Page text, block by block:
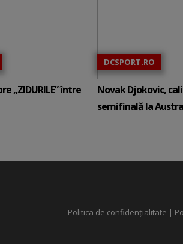
„ZIDURILE” între
DCSPORT.RO
Novak Djokovic,
semifinală la
Politica de confidențialitate |